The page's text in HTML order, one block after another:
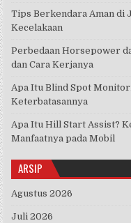
Tips Berkendara Aman di
Kecelakaan
Perbedaan Horsepower
dan Cara Kerjanya
Apa Itu Blind Spot
Keterbatasannya
Apa Itu Hill Start Assist?
Manfaatnya pada Mobil
ARSIP
Agustus 2026
Juli 2026